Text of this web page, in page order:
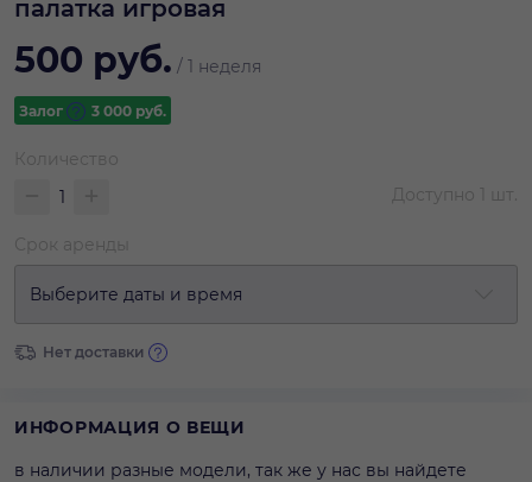
палатка игровая
500 руб. / 1 неделя
Залог 3 000 руб.
Количество
Доступно 1 шт.
Срок аренды
Выберите даты и время
Нет доставки
ИНФОРМАЦИЯ О ВЕЩИ
в наличии разные модели, так же у нас вы найдете